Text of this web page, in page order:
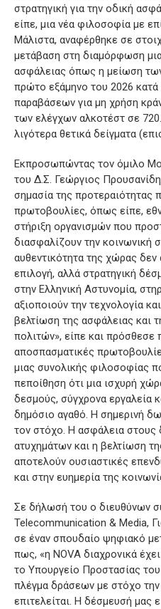
στρατηγική για την οδική
είπε, μια νέα φιλοσοφία με
Μάλιστα, αναφέρθηκε σε
μετάβαση στη διαμόρφωση
ασφάλειας όπως η μείωση
πρώτο εξάμηνο του 2026
παραβάσεων για μη χρήση
των ελέγχων αλκοτέστ σε
λιγότερα θετικά δείγματα
Εκπροσωπώντας τoν όμιλο
του Δ.Σ. Γεώργιος
σημασία της προτεραιότητας
πρωτοβουλίες, όπως είπε,
στήριξη οργανισμών που
διασφαλίζουν την κοινωνική
αυθεντικότητα της χώρας δεν
επιλογή, αλλά στρατηγική
στην Ελληνική Αστυνομία,
αξιοποιούν την τεχνολογία
βελτίωση της ασφάλειας και
πολιτών», είπε και πρόσθεσε
αποσπασματικές
μιας συνολικής φιλοσοφίας
πεποίθηση ότι μια ισχυρή
δεσμούς, σύγχρονα εργαλεία
δημόσιο αγαθό. Η σημερινή
τον στόχο. Η ασφάλεια
ατυχημάτων και η βελτίωση
αποτελούν ουσιαστικές
και στην ευημερία της
Σε δήλωσή του ο διευθύνων
Telecommunication & Media,
σε έναν σπουδαίο ψηφιακό
πως, «η NOVA διαχρονικά
το Υπουργείο Προστασίας του
πλέγμα δράσεων με στόχο
επιτελείται. Η δέσμευσή μας